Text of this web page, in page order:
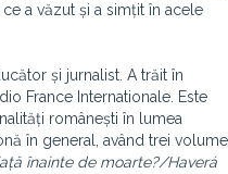
a văzut și a simțit în acele
și jurnalist. A trăit în
France Internationale. Este
românești în lumea
în general, având trei volume
înainte de moarte?/Haverá